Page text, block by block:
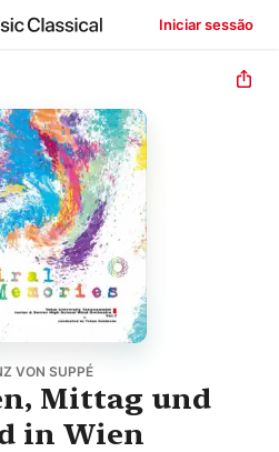
Iniciar sessão
VON SUPPÉ
Mittag und
in Wien